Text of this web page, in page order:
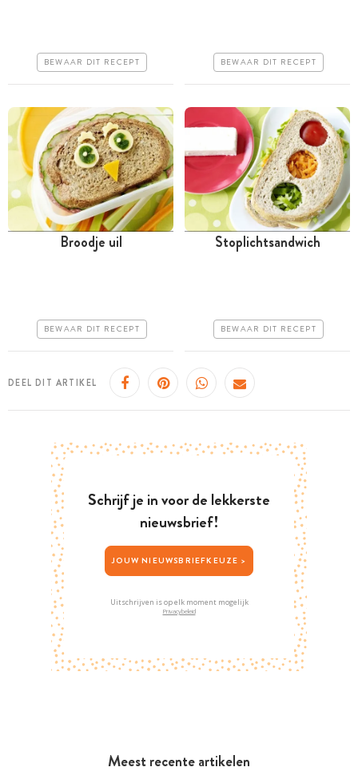
Meest recente artikelen
BEWAAR DIT RECEPT Erg makkelijk
BEWAAR DIT RECEPT
Erg makkelijk
Broodje uil
BEWAAR DIT RECEPT Erg makkelijk
Stoplichtsandwich
BEWAAR DIT RECEPT
DEEL DIT ARTIKEL
Schrijf je in voor de lekkerste
nieuwsbrief!
JOUW NIEUWSBRIEFKEUZE >
Uitschrijven is op elk moment mogelijk
Privacybeleid